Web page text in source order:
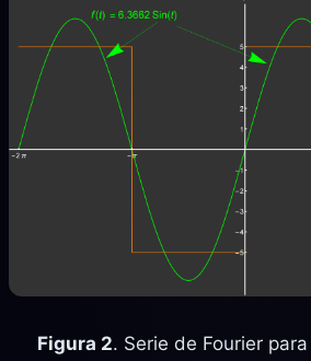
Figura 2. Serie de Fourier